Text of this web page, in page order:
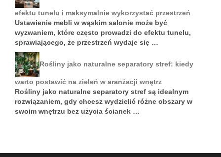
efektu tunelu i maksymalnie wykorzystać przestrzeń
Ustawienie mebli w wąskim salonie może być
wyzwaniem, które często prowadzi do efektu tunelu,
sprawiającego, że przestrzeń wydaje się …
Rośliny jako naturalne separatory stref: kiedy
warto postawić na zieleń w aranżacji wnętrz
Rośliny jako naturalne separatory stref są idealnym
rozwiązaniem, gdy chcesz wydzielić różne obszary w
swoim wnętrzu bez użycia ścianek …